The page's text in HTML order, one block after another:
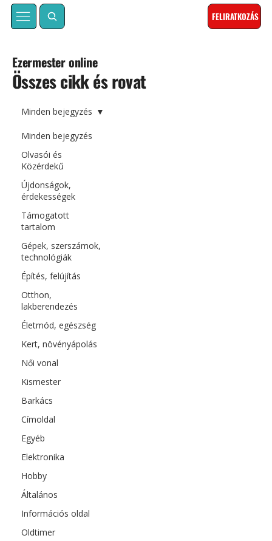
FELIRATKOZÁS
Összes cikk és rovat
Ezermester online
Minden bejegyzés
Olvasói és
Közérdekű
Újdonságok,
érdekességek
Támogatott
tartalom
Gépek, szerszámok,
technológiák
Építés, felújítás
Otthon,
lakberendezés
Életmód, egészség
Kert, növényápolás
Női vonal
Kismester
Barkács
Címoldal
Egyéb
Elektronika
Hobby
Általános
Információs oldal
Oldtimer
Minden bejegyzés